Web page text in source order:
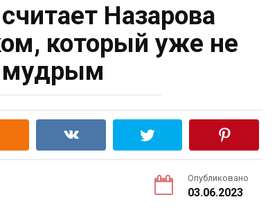
Назарова
который уже не
мудрым
Опубликовано
03.06.2023